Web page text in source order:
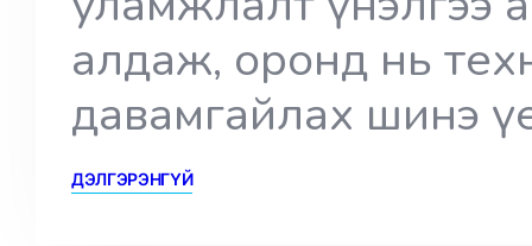
алдаж, оронд нь
давамгайлах шинэ
ДЭЛГЭРЭНГҮЙ